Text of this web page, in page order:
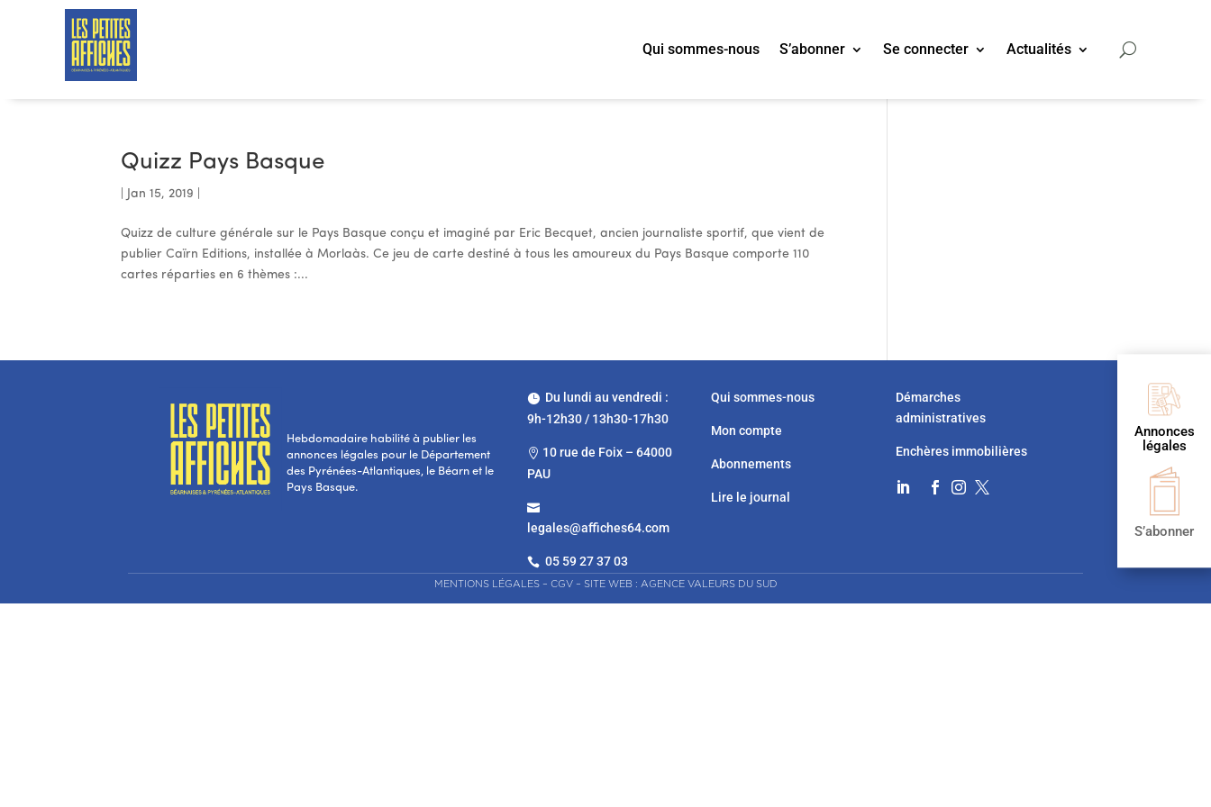
Qui sommes-nous S’abonner Se connecter Actualités
Annonces
légales
S’abonner
Quizz Pays Basque
Jan 15, 2019
Quizz de culture générale sur le Pays Basque conçu et imaginé par Eric Becquet, ancien journaliste sportif, que vient de
publier Caïrn Editions, installée à Morlaàs. Ce jeu de carte destiné à tous les amoureux du Pays Basque comporte 110
cartes réparties en 6 thèmes :...
Hebdomadaire habilité à publier les
annonces légales pour le Département
des Pyrénées-Atlantiques, le Béarn et le
Pays Basque.
Du lundi au vendredi :
9h-12h30 / 13h30-17h30
 10 rue de Foix – 64000
PAU

legales@affiches64.com
 05 59 27 37 03
Qui sommes-nous
Mon compte
Abonnements
Lire le journal
Démarches
administratives
Enchères immobilières
   
MENTIONS LÉGALES– CGV– SITE WEB : AGENCE VALEURS DU SUD